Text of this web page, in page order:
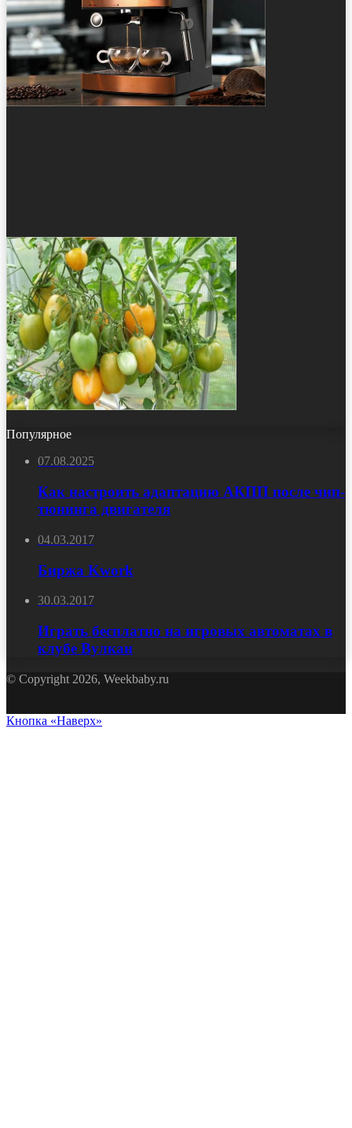
Популярное
07.08.2025
Как настроить адаптацию АКПП после чип-
тюнинга двигателя
04.03.2017
Биржа Kwork
30.03.2017
Играть бесплатно на игровых автоматах в
клубе Вулкан
© Copyright 2026, Weekbaby.ru
Кнопка «Наверх»